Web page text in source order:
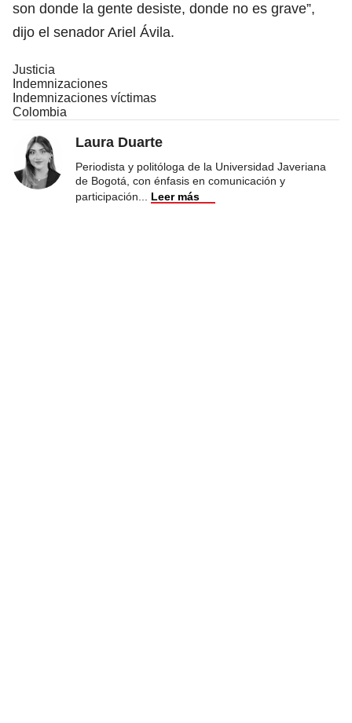
son donde la gente desiste, donde no es grave”,
dijo el senador Ariel Ávila.
Justicia
Indemnizaciones
Indemnizaciones víctimas
Colombia
Laura Duarte
Periodista y politóloga de la Universidad Javeriana
de Bogotá, con énfasis en comunicación y
participación
Leer más